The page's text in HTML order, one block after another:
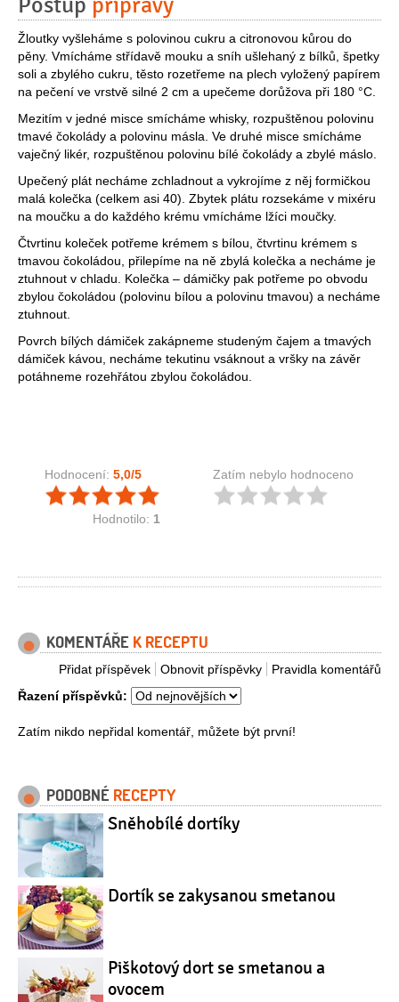
Žloutky vyšleháme s polovinou cukru a citronovou kůrou do
pěny. Vmícháme střídavě mouku a sníh ušlehaný z bílků, špetky
soli a zbylého cukru, těsto rozetřeme na plech vyložený papírem
na pečení ve vrstvě silné 2 cm a upečeme dorůžova při 180 °C.
Mezitím v jedné misce smícháme whisky, rozpuštěnou polovinu
tmavé čokolády a polovinu másla. Ve druhé misce smícháme
vaječný likér, rozpuštěnou polovinu bílé čokolády a zbylé máslo.
Upečený plát necháme zchladnout a vykrojíme z něj formičkou
malá kolečka (celkem asi 40). Zbytek plátu rozsekáme v mixéru
na moučku a do každého krému vmícháme lžíci moučky.
Čtvrtinu koleček potřeme krémem s bílou, čtvrtinu krémem s
tmavou čokoládou, přilepíme na ně zbylá kolečka a necháme je
ztuhnout v chladu. Kolečka – dámičky pak potřeme po obvodu
zbylou čokoládou (polovinu bílou a polovinu tmavou) a necháme
ztuhnout.
Povrch bílých dámiček zakápneme studeným čajem a tmavých
dámiček kávou, necháme tekutinu vsáknout a vršky na závěr
potáhneme rozehřátou zbylou čokoládou.
Hodnocení: 5,0/5
Hodnotilo: 1
Zatím nebylo hodnoceno
KOMENTÁŘE K RECEPTU
Pravidla komentářů
Obnovit příspěvky
Přidat příspěvek
Řazení příspěvků:
Zatím nikdo nepřidal komentář, můžete být první!
PODOBNÉ RECEPTY
Sněhobílé dortíky
Dortík se zakysanou smetanou
Piškotový dort se smetanou a
ovocem